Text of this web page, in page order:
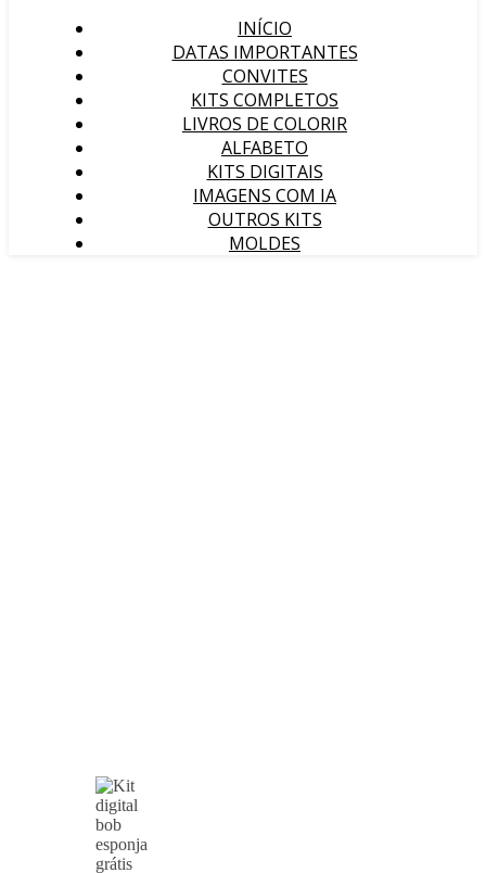
INÍCIO
DATAS IMPORTANTES
CONVITES
KITS COMPLETOS
LIVROS DE COLORIR
ALFABETO
KITS DIGITAIS
IMAGENS COM IA
OUTROS KITS
MOLDES